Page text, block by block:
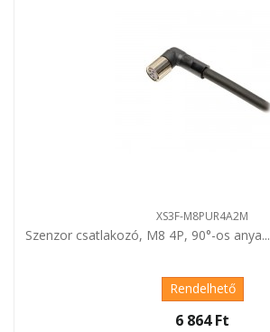
XS3F-M8PUR4A2M
Szenzor csatlakozó, M8 4P, 90°-os anya...
Rendelhető
6 864 Ft‎